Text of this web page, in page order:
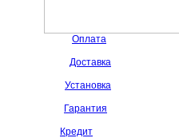
Оплата
Доставка
Установка
Гарантия
Кредит